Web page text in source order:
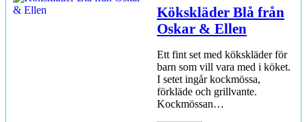
Kökskläder Blå från
Oskar & Ellen
Ett fint set med kökskläder för
barn som vill vara med i köket.
I setet ingår kockmössa,
förkläde och grillvante.
Kockmössan…